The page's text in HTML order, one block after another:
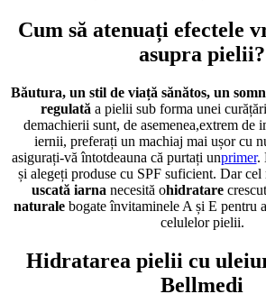
Cum să atenuați efectele
asupra pielii?
Băutura, un stil de viață sănătos, un
regulată a pielii sub forma unei
demachierii sunt, de asemenea,extrem de
iernii, preferați un machiaj mai ușor cu
asigurați-vă întotdeauna că purtați unprimer.
și alegeți produse cu SPF suficient. Dar cel
uscată iarna necesită ohidratare
naturale bogate învitaminele A și E pentru
celulelor pielii.
Hidratarea pielii cu
Bellmedi